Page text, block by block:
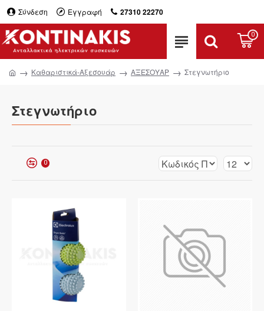
Σύνδεση Εγγραφή 27310 22270
0
Καθαριστικά-Αξεσουάρ ΑΞΕΣΟΥΑΡ Στεγνωτήριο
Στεγνωτήριο
0